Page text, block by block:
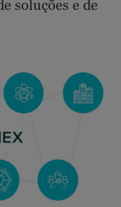
soluções e de